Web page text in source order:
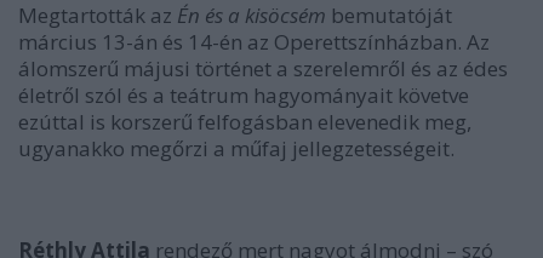
Megtartották az Én és a kisöcsém bemutatóját
március 13-án és 14-én az Operettszínházban. Az
álomszerű májusi történet a szerelemről és az édes
életről szól és a teátrum hagyományait követve
ezúttal is korszerű felfogásban elevenedik meg,
ugyanakko megőrzi a műfaj jellegzetességeit.
Réthly Attila rendező mert nagyot álmodni – szó